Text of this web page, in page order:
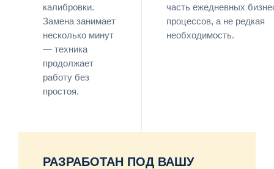
калибровки.
Замена занимает
несколько минут
— техника
продолжает
работу без
простоя.
часть ежедневных
процессов, а не редкая
необходимость.
РАЗРАБОТАН ПОД ВАШУ